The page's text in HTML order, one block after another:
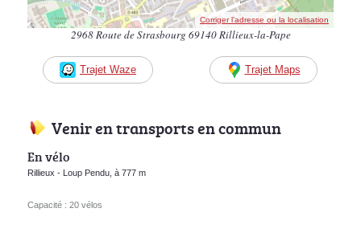
Corriger l’adresse ou la localisation
2968 Route de Strasbourg 69140 Rillieux-la-Pape
Trajet Waze Trajet Maps
Venir en transports en commun
En vélo
Rillieux - Loup Pendu, à 777 m
Capacité : 20 vélos